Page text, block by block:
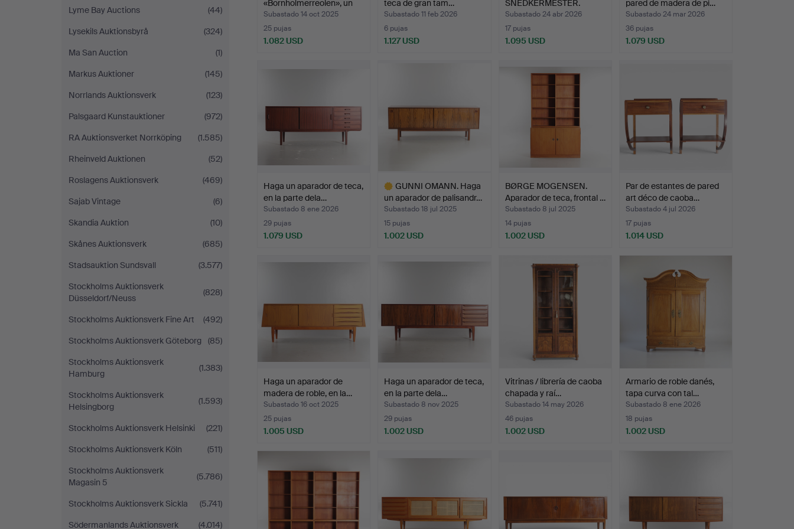
Lyme Bay Auctions
(44)
Lysekils Auktionsbyrå
(324)
Ma San Auction
(1)
Markus Auktioner
(145)
Norrlands Auktionsverk
(123)
Palsgaard Kunstauktioner
(972)
RA Auktionsverket Norrköping
(1.585)
Rheinveld Auktionen
(52)
Roslagens Auktionsverk
(469)
Sajab Vintage
(6)
Skandia Auktion
(10)
Skånes Auktionsverk
(685)
Stadsauktion Sundsvall
(3.577)
Stockholms Auktionsverk
Düsseldorf/Neuss
(828)
Stockholms Auktionsverk Fine Art
(492)
Stockholms Auktionsverk Göteborg
(85)
Stockholms Auktionsverk
Hamburg
(1.383)
Stockholms Auktionsverk
Helsingborg
(1.593)
Stockholms Auktionsverk Helsinki
(221)
Stockholms Auktionsverk Köln
(511)
Stockholms Auktionsverk
Magasin 5
(5.786)
Stockholms Auktionsverk Sickla
(5.741)
Södermanlands Auktionsverk
(4.014)
«Bornholmerreolen», un
par…
Subastado 14 oct 2025
25 pujas
1.082 USD
teca de gran tam…
Subastado 11 feb 2026
6 pujas
1.127 USD
SNEDKERMESTER.
Aparador bajo de noga…
Subastado 24 abr 2026
17 pujas
1.095 USD
pared de madera de pi…
Subastado 24 mar 2026
36 pujas
1.079 USD
Haga un aparador de teca,
en la parte dela…
Subastado 8 ene 2026
29 pujas
1.079 USD
GUNNI OMANN. Haga
un aparador de palisandr…
Subastado 18 jul 2025
15 pujas
1.002 USD
seleccionado
BØRGE MOGENSEN.
Aparador de teca, frontal …
Subastado 8 jul 2025
14 pujas
1.002 USD
Par de estantes de pared
art déco de caoba…
Subastado 4 jul 2026
17 pujas
1.014 USD
Haga un aparador de
madera de roble, en la…
Subastado 16 oct 2025
25 pujas
1.005 USD
Haga un aparador de teca,
en la parte dela…
Subastado 8 nov 2025
29 pujas
1.002 USD
Vitrinas / librería de caoba
chapada y raí…
Subastado 14 may 2026
46 pujas
1.002 USD
Armario de roble danés,
tapa curva con tal…
Subastado 8 ene 2026
18 pujas
1.002 USD